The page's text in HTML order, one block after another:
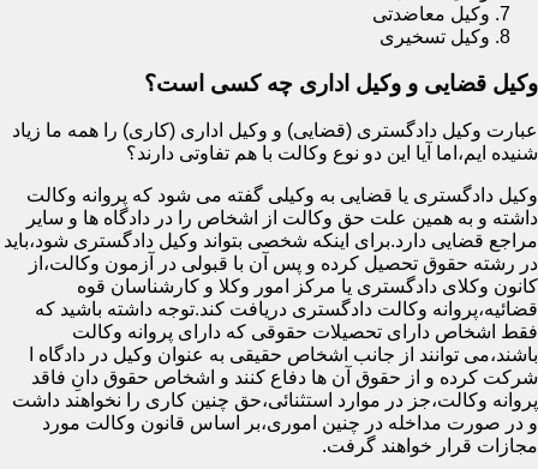
وکیل معاضدتی
وکیل تسخیری
وکیل قضایی و وکیل اداری چه کسی است؟
عبارت وکیل دادگستری (قضایی) و وکیل اداری (کاری) را همه ما زیاد
شنیده ایم،اما آیا این دو نوع وکالت با هم تفاوتی دارند؟
وکیل دادگستری یا قضایی به وکیلی گفته می شود که پروانه وکالت
داشته و به همین علت حق وکالت از اشخاص را در دادگاه ها و سایر
مراجع قضایی دارد.برای اینکه شخصی بتواند وکیل دادگستری شود،باید
در رشته حقوق تحصیل کرده و پس آن با قبولی در آزمون وکالت،از
کانون وکلای دادگستری یا مرکز امور وکلا و کارشناسان قوه
قضائیه،پروانه وکالت دادگستری دریافت کند.توجه داشته باشید که
فقط اشخاص دارای تحصیلات حقوقی که دارای پروانه وکالت
باشند،می توانند از جانب اشخاص حقیقی به عنوان وکیل در دادگاه ا
شرکت کرده و از حقوق آن ها دفاع کنند و اشخاص حقوق دانِ فاقد
پروانه وکالت،جز در موارد استثنائی،حق چنین کاری را نخواهند داشت
و در صورت مداخله در چنین اموری،بر اساس قانون وکالت مورد
مجازات قرار خواهند گرفت.